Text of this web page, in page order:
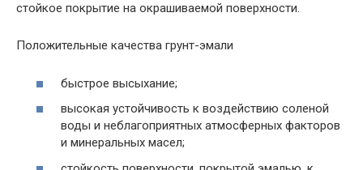
стойкое покрытие на окрашиваемой поверхности.
Положительные качества грунт-эмали
быстрое высыхание;
высокая устойчивость к воздействию соленой
воды и неблагоприятных атмосферных факторов
и минеральных масел;